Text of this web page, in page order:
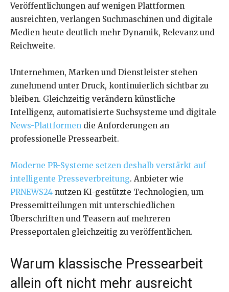
Veröffentlichungen auf wenigen Plattformen
ausreichten, verlangen Suchmaschinen und digitale
Medien heute deutlich mehr Dynamik, Relevanz und
Reichweite.
Unternehmen, Marken und Dienstleister stehen
zunehmend unter Druck, kontinuierlich sichtbar zu
bleiben. Gleichzeitig verändern künstliche
Intelligenz, automatisierte Suchsysteme und digitale
News-Plattformen die Anforderungen an
professionelle Pressearbeit.
Moderne PR-Systeme setzen deshalb verstärkt auf
intelligente Presseverbreitung. Anbieter wie
PRNEWS24 nutzen KI-gestützte Technologien, um
Pressemitteilungen mit unterschiedlichen
Überschriften und Teasern auf mehreren
Presseportalen gleichzeitig zu veröffentlichen.
Warum klassische Pressearbeit
allein oft nicht mehr ausreicht